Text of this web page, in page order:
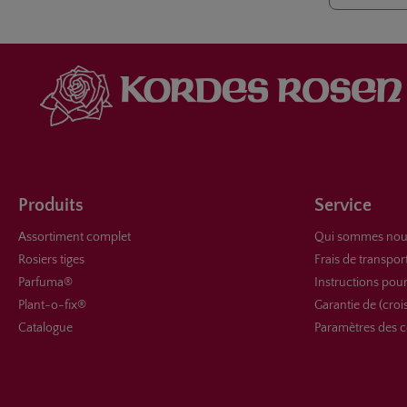
Produits
Assortiment complet
Rosiers tiges
Parfuma®
Plant-o-fix®
Catalogue
Service
Qui sommes
Frais de
Instructions
Garantie de
Paramètres des